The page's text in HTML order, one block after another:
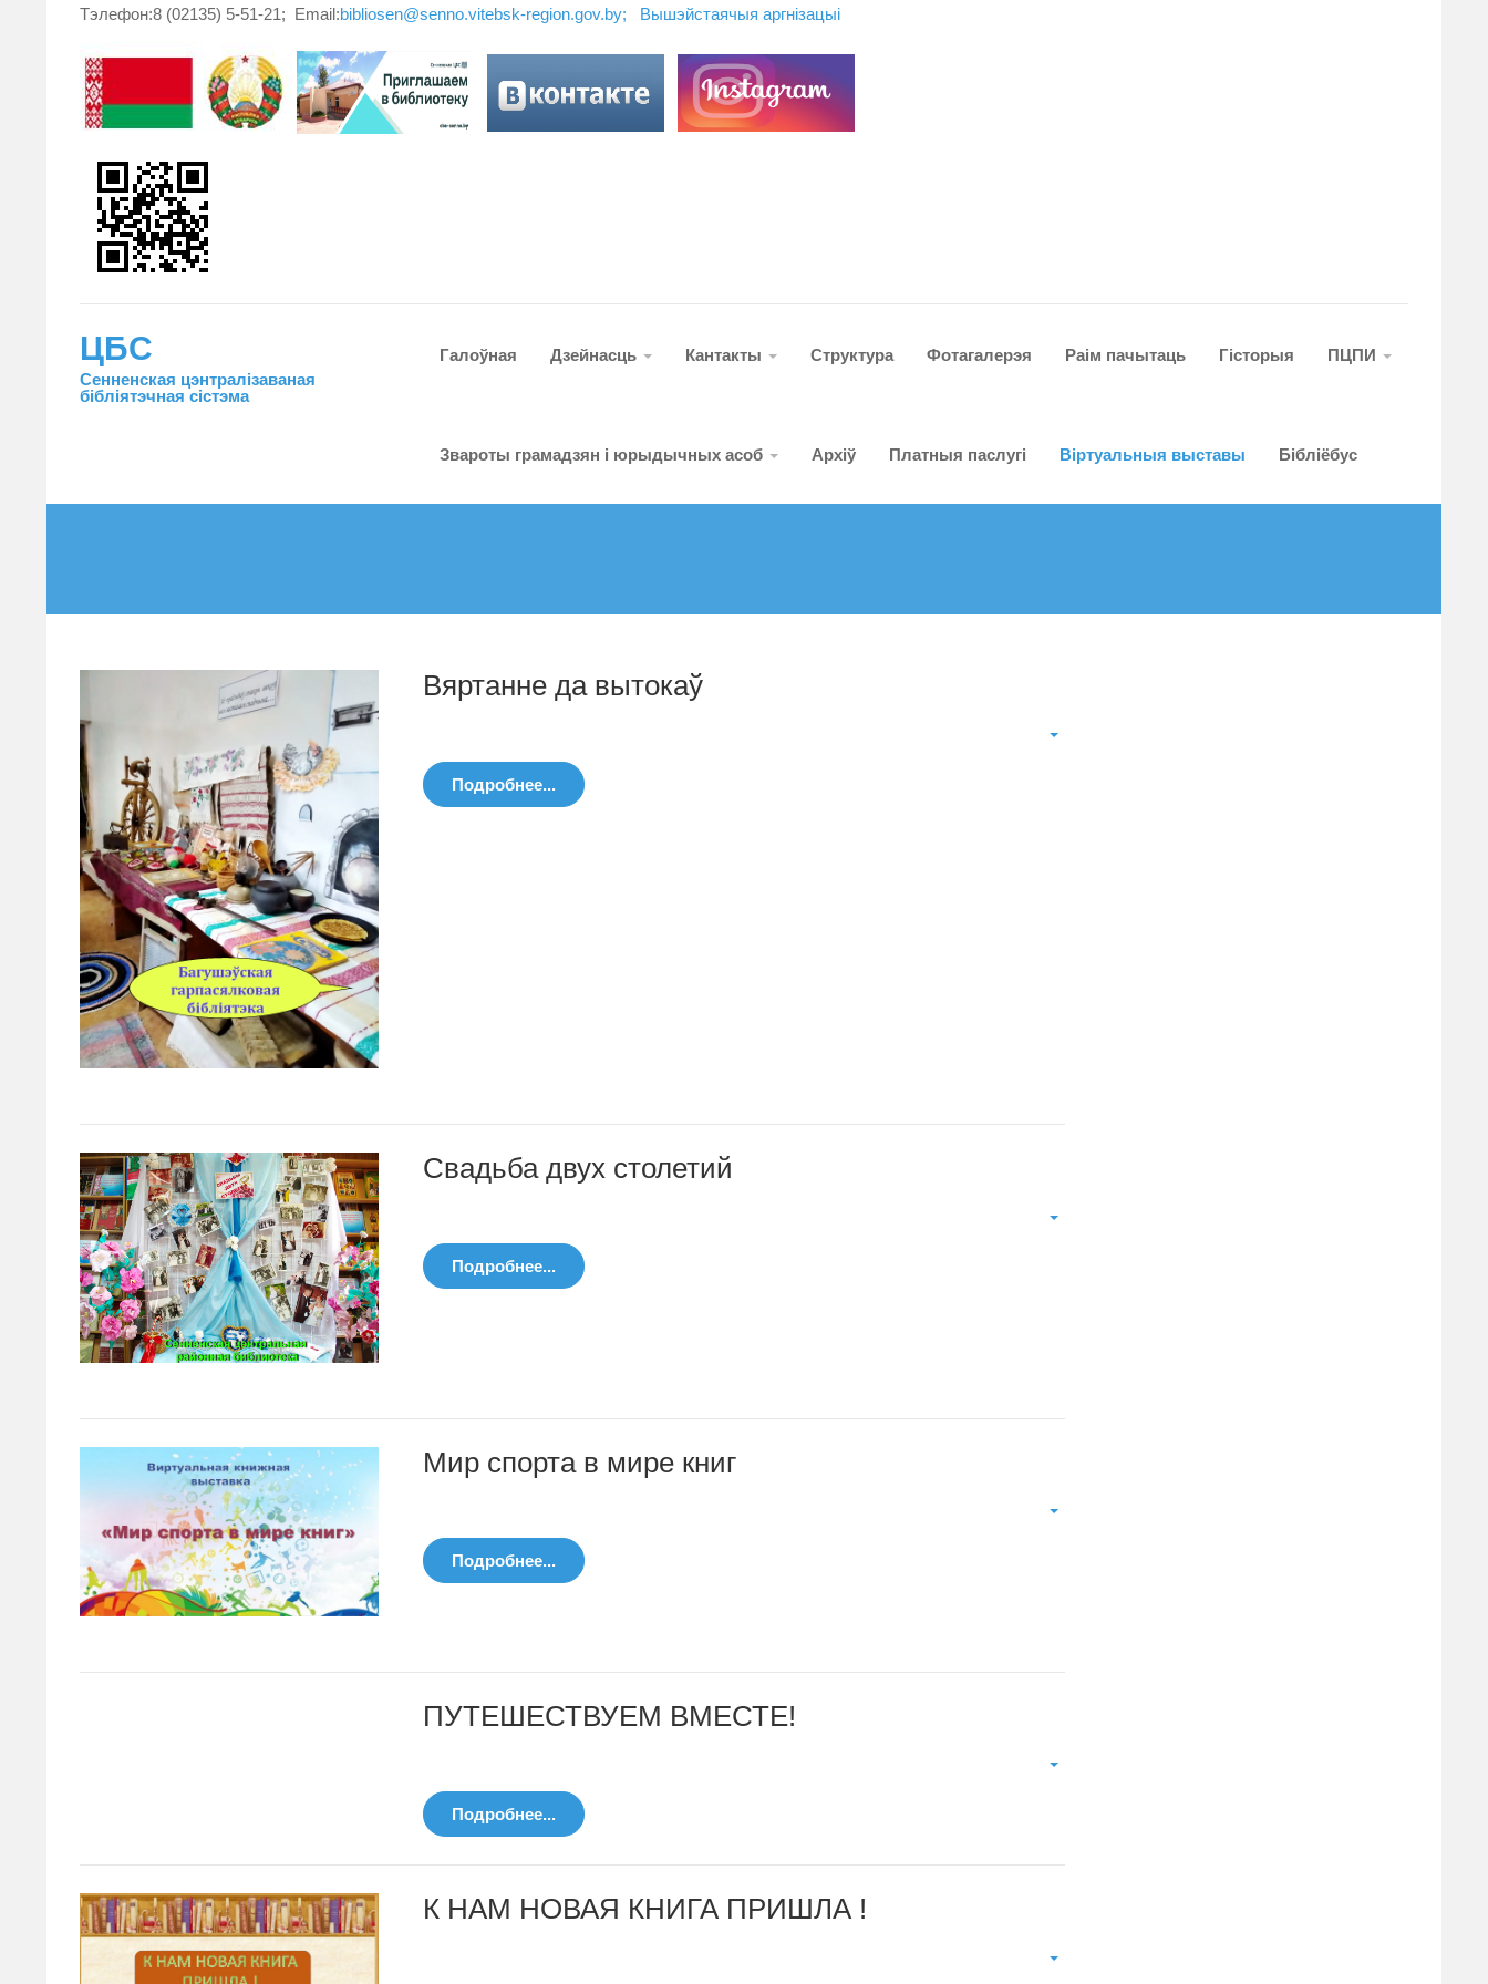
Тэлефон:8 (02135) 5-51-21; Email:bibliosen@senno.vitebsk-region.gov.by; Вышэйстаячыя аргнізацыі
ЦБС
Сенненская цэнтралiзаваная
бiблiятэчная сiстэма
Галоўная Дзейнасць Кантакты Структура Фотагалерэя Раім пачытаць Гiсторыя ПЦПИ
Звароты грамадзян і юрыдычных асоб Архіў Платныя паслугi Віртуальныя выставы Бібліёбус
Вяртанне да вытокаў
Подробнее...
Свадьба двух столетий
Подробнее...
Мир спорта в мире книг
Подробнее...
ПУТЕШЕСТВУЕМ ВМЕСТЕ!
Подробнее...
К НАМ НОВАЯ КНИГА ПРИШЛА !